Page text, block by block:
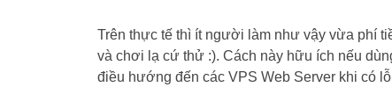
Trên thực tế thì ít người làm như vậy vừa phí
và chơi lạ cứ thử :). Cách này hữu ích nếu
điều hướng đến các VPS Web Server khi có